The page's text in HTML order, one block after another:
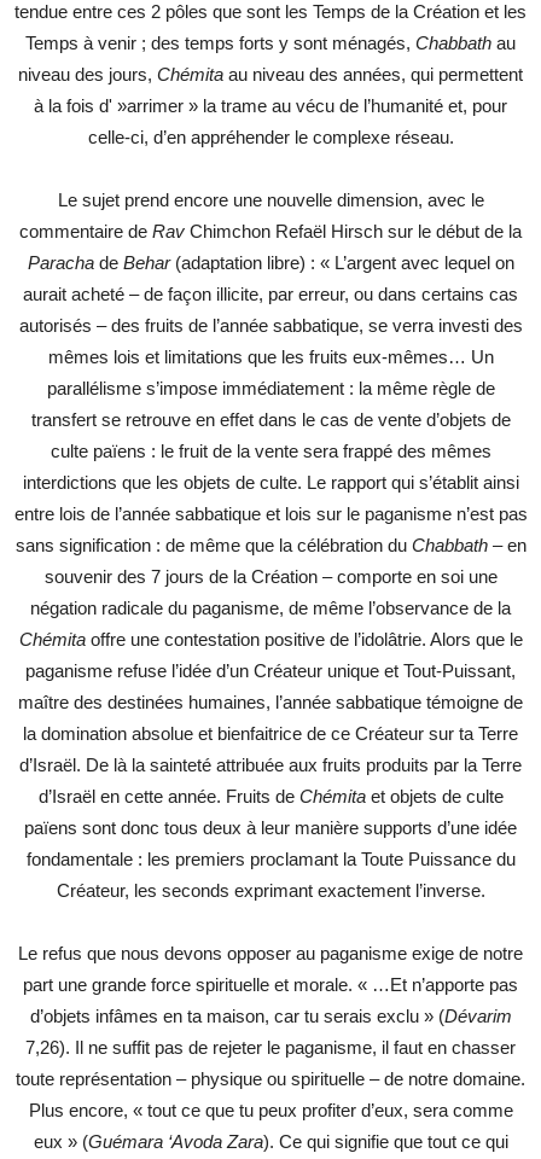
tendue entre ces 2 pôles que sont les Temps de la Création et les
Temps à venir ; des temps forts y sont ménagés, Chabbath au
niveau des jours, Chémita au niveau des années, qui permettent
à la fois d' »arrimer » la trame au vécu de l’humanité et, pour
celle-ci, d’en appréhender le complexe réseau.
Le sujet prend encore une nouvelle dimension, avec le
commentaire de Rav Chimchon Refaël Hirsch sur le début de la
Parachade Behar(adaptation libre) : « L’argent avec lequel on
aurait acheté – de façon illicite, par erreur, ou dans certains cas
autorisés – des fruits de l’année sabbatique, se verra investi des
mêmes lois et limitations que les fruits eux-mêmes… Un
parallélisme s’impose immédiatement : la même règle de
transfert se retrouve en effet dans le cas de vente d’objets de
culte païens : le fruit de la vente sera frappé des mêmes
interdictions que les objets de culte. Le rapport qui s’établit ainsi
entre lois de l’année sabbatique et lois sur le paganisme n’est pas
sans signification : de même que la célébration du Chabbath– en
souvenir des 7 jours de la Création – comporte en soi une
négation radicale du paganisme, de même l’observance de la
Chémitaoffre une contestation positive de l’idolâtrie. Alors que le
paganisme refuse l’idée d’un Créateur unique et Tout-Puissant,
maître des destinées humaines, l’année sabbatique témoigne de
la domination absolue et bienfaitrice de ce Créateur sur ta Terre
d’Israël. De là la sainteté attribuée aux fruits produits par la Terre
d’Israël en cette année. Fruits de Chémitaet objets de culte
païens sont donc tous deux à leur manière supports d’une idée
fondamentale : les premiers proclamant la Toute Puissance du
Créateur, les seconds exprimant exactement l’inverse.
Le refus que nous devons opposer au paganisme exige de notre
part une grande force spirituelle et morale. « …Et n’apporte pas
d’objets infâmes en ta maison, car tu serais exclu » (Dévarim
7,26). Il ne suffit pas de rejeter le paganisme, il faut en chasser
toute représentation – physique ou spirituelle – de notre domaine.
Plus encore, « tout ce que tu peux profiter d’eux, sera comme
eux » (Guémara ‘Avoda Zara). Ce qui signifie que tout ce qui